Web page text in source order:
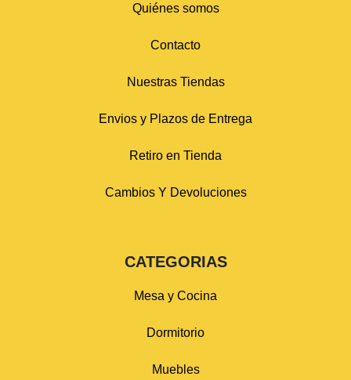
Quiénes somos
Contacto
Nuestras Tiendas
Envios y Plazos de Entrega
Retiro en Tienda
Cambios Y Devoluciones
CATEGORIAS
Mesa y Cocina
Dormitorio
Muebles